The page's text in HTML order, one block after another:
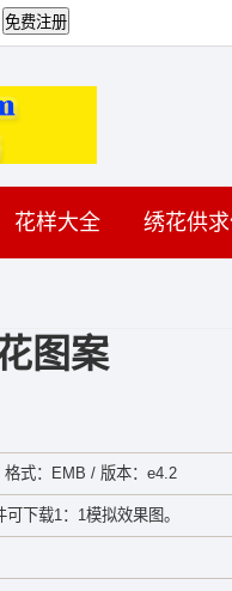
花样大全 绣花供
图案
式：EMB / 版本：e4.2
下载1：1模拟效果图。